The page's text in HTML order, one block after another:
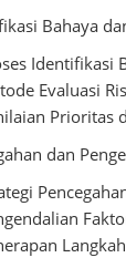
Bahaya
Identifikasi
Evaluasi
Prioritas
dan